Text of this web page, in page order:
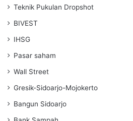
Teknik Pukulan Dropshot
BIVEST
IHSG
Pasar saham
Wall Street
Gresik-Sidoarjo-Mojokerto
Bangun Sidoarjo